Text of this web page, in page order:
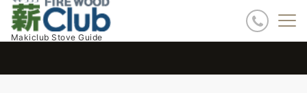
Makiclub Stove Guide